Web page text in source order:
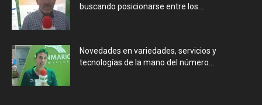
buscando posicionarse entre los...
Novedades en variedades, servicios y
tecnologías de la mano del número...